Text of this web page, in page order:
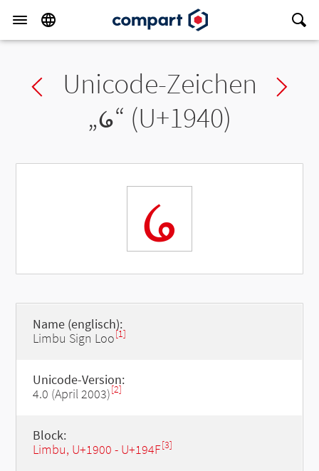
Previous char
Unicode-Zeichen
„᥀“ (U+1940)
᥀
Name (englisch):
Limbu Sign Loo[1]
Unicode-Version:
4.0 (April 2003)[2]
Block:
Limbu, U+1900 - U+194F[3]